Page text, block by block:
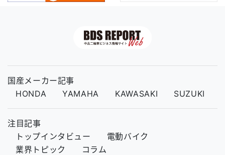
国産メーカー記事
HONDA
YAMAHA KAWASAKI SUZUKI
注目記事
トップインタビュー
電動バイク
業界トピック
コラム